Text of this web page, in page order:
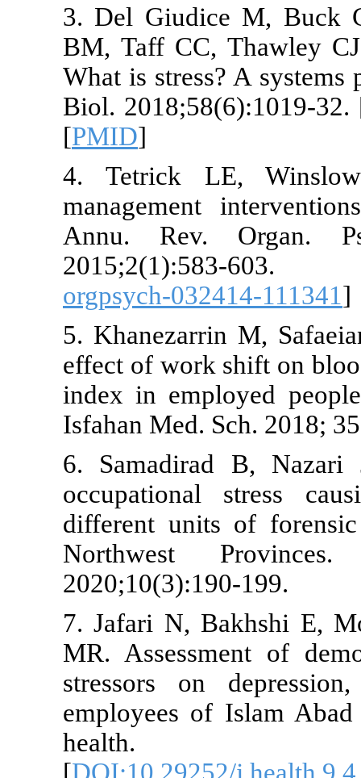
3. Del
BM, Taff
What is
Biol.
4. Tetrick
Annu.
orgpsych-
5.
effect of
index in
Isfahan
6.
different
7. Jafari N,
MR.
stressors
employees